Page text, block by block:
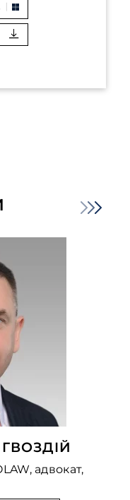
адвокат,